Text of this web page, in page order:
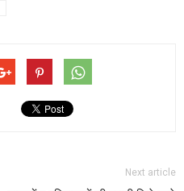
Next article